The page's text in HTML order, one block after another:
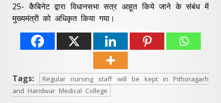
25- कैबिनेट द्वारा विधानसभा सत्र आहूत किये जाने के संबंध में
मुख्यमंत्री को अधिकृत किया गया।
Tags:
Regular nursing staff will be kept in Pithoragarh
and Haridwar Medical College